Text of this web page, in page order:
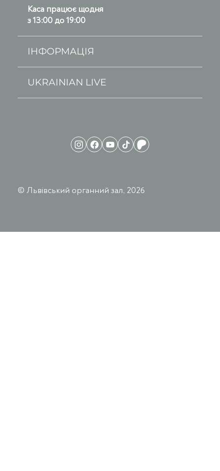
© Львівський органний зал, 2026
Каса працює щодня
з 13:00 до 19:00
ІНФОРМАЦІЯ
UKRAINIAN LIVE